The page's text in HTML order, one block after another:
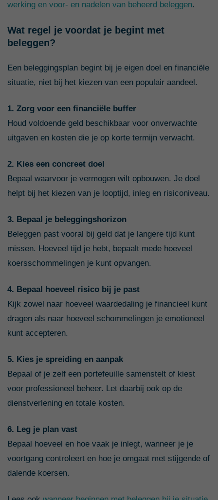
werking en voor- en nadelen van beheerd beleggen.
Wat regel je voordat je begint met
beleggen?
Een beleggingsplan begint bij je eigen doel en financiële
situatie, niet bij het kiezen van een populair aandeel.
1. Zorg voor een financiële buffer
Houd voldoende geld beschikbaar voor onverwachte
uitgaven en kosten die je op korte termijn verwacht.
2. Kies een concreet doel
Bepaal waarvoor je vermogen wilt opbouwen. Je doel
helpt bij het kiezen van je looptijd, inleg en risiconiveau.
3. Bepaal je beleggingshorizon
Beleggen past vooral bij geld dat je langere tijd kunt
missen. Hoeveel tijd je hebt, bepaalt mede hoeveel
koersschommelingen je kunt opvangen.
4. Bepaal hoeveel risico bij je past
Kijk zowel naar hoeveel waardedaling je financieel kunt
dragen als naar hoeveel schommelingen je emotioneel
kunt accepteren.
5. Kies je spreiding en aanpak
Bepaal of je zelf een portefeuille samenstelt of kiest
voor professioneel beheer. Let daarbij ook op de
dienstverlening en totale kosten.
6. Leg je plan vast
Bepaal hoeveel en hoe vaak je inlegt, wanneer je je
voortgang controleert en hoe je omgaat met stijgende of
dalende koersen.